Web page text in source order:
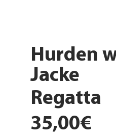
Hurden
Jacke
Regatta
35,00€